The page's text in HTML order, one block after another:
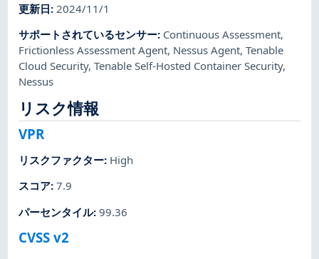
更新日: 2024/11/1
サポートされているセンサー: Continuous Assessment,
Frictionless Assessment Agent, Nessus Agent,Tenable
Cloud Security,Tenable Self-Hosted Container Security,
Nessus
リスク情報
VPR
リスクファクター: High
スコア:7.9
パーセンタイル:99.36
CVSS v2